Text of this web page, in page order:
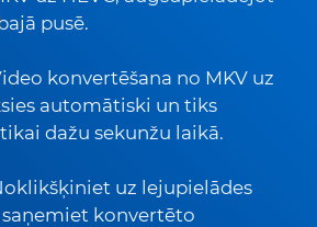
pusē.
konvertēšana no MKV uz
automātiski un tiks
dažu sekunžu laikā.
uz lejupielādes
konvertēto